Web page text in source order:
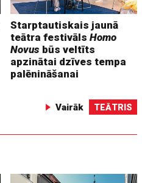
Starptautiskais jaunā
teātra festivālsHomo
Novus būs veltīts
apzinātai dzīves tempa
palēnināšanai
Vairāk TEĀTRIS